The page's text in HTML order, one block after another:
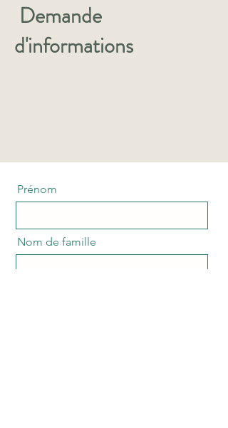
Demande
d'informations
Prénom
Nom de famille